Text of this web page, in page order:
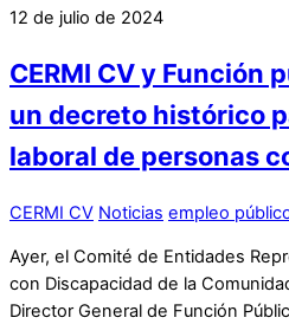
12 de julio de 2024
CERMI CV y Función
un decreto histórico
laboral de personas
CERMI CV Noticias empleo
Ayer, el Comité de Entidades
con Discapacidad de la
Director General de Función